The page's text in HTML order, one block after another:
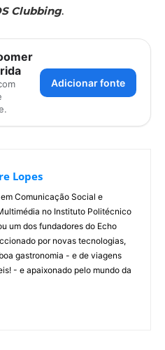
Clubbing.
Adicionar fonte
Lopes
Comunicação Social e
no Instituto Politécnico
um dos fundadores do Echo
por novas tecnologias,
gastronomia - e de viagens
- e apaixonado pelo mundo da